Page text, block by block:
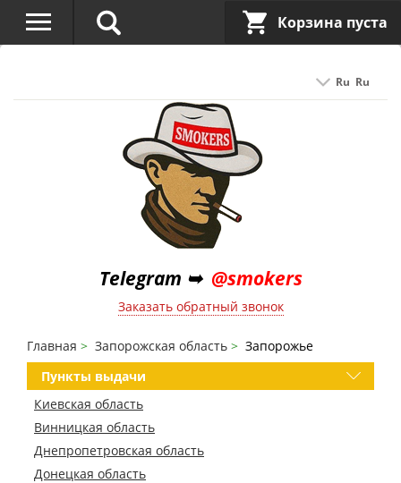
Ru Ru
Telegram ➥ @smokers
Заказать обратный звонок
Корзина пуста
Главная Запорожская область
Запорожье
Пункты выдачи
Киевская область
Винницкая область
Днепропетровская область
Донецкая область